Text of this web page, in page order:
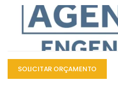
SOLICITAR ORÇAMENTO